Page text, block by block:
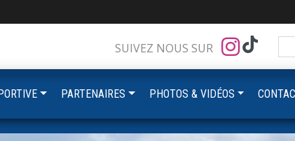
SUIVEZ NOUS SUR
PARTENAIRES PHOTOS & VIDÉOS